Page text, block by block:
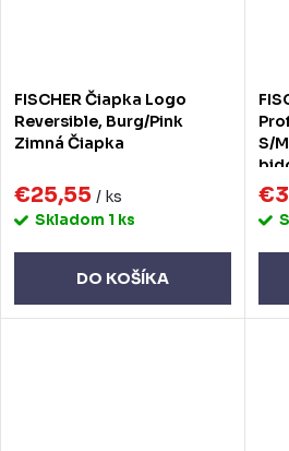
FISCHER Čiapka Logo
Reversible, Burg/Pink
Zimná Čiapka
€25,55 / ks
Skladom 1 ks
DO KOŠÍKA
S/